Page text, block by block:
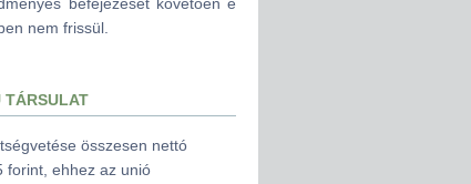
nem frissül.
TÁRSULAT
összesen nettó
forint, ehhez az unió